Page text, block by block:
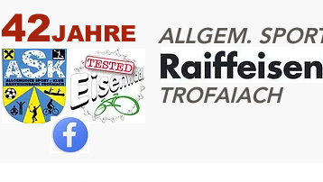
42JAHRE ALLGEM.
TROFAIACH